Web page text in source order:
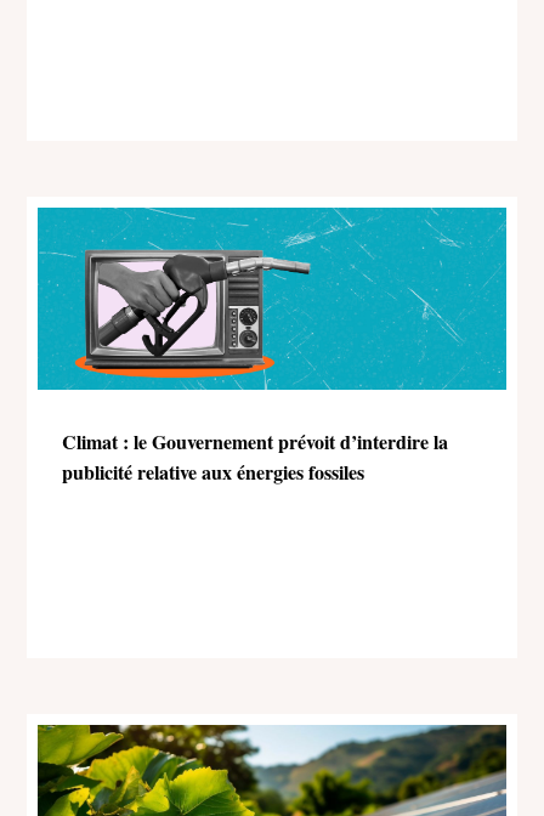
Climat : le Gouvernement prévoit d’interdire la
publicité relative aux énergies fossiles